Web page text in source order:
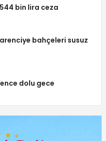
bin lira ceza
bahçeleri susuz
dolu gece